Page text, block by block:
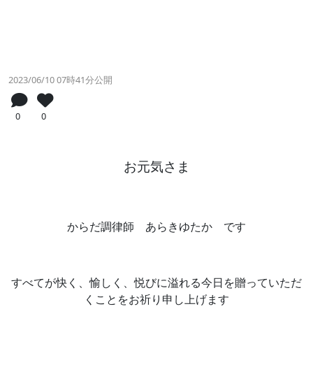
2023/06/10 07時41分公開
0 0
お元気さま
からだ調律師 あらきゆたか です
すべてが快く、愉しく、悦びに溢れる今日を贈っていただ
くことをお祈り申し上げます